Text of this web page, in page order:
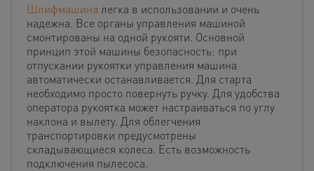
Шлифмашина легка в использовании и очень
надежна. Все органы управления машиной
смонтированы на одной рукояти. Основной
принцип этой машины безопасность: при
отпускании рукоятки управления машина
автоматически останавливается. Для старта
необходимо просто повернуть ручку. Для удобства
оператора рукоятка может настраиваться по углу
наклона и вылету. Для облегчения
транспортировки предусмотрены
складывающиеся колеса. Есть возможность
подключения пылесоса.